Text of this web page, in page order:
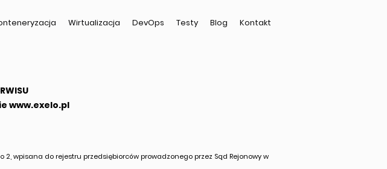
Wirtualizacja DevOps Testy Blog Kontakt
www.exelo.pl
2, wpisana do rejestru przedsiębiorców prowadzonego przez Sąd Rejonowy w